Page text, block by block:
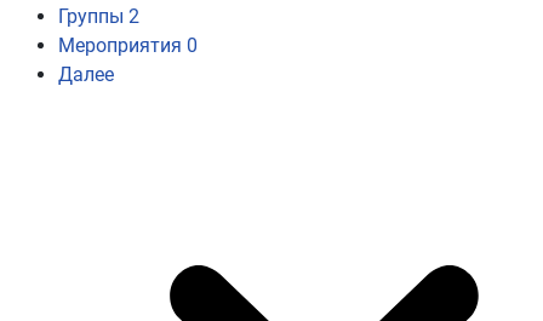
Группы 2
Мероприятия 0
Далее